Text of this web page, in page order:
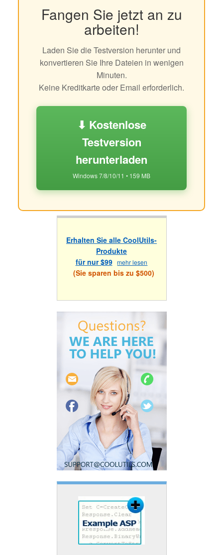
Fangen Sie jetzt an zu
arbeiten!
Laden Sie die Testversion herunter und
konvertieren Sie Ihre Dateien in wenigen
Minuten.
Keine Kreditkarte oder Email erforderlich.
⬇ Kostenlose
Testversion
herunterladen
Windows 7/8/10/11 • 159 MB
Erhalten Sie alle CoolUtils-
Produkte
für nur $99 mehr lesen
(Sie sparen bis zu $500)